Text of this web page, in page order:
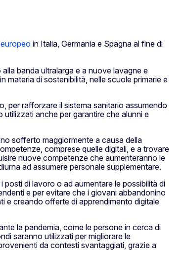
in Italia, Germania e Spagna al fine di
banda ultralarga e a nuove lavagne e
materia di sostenibilità, nelle scuole primarie e
per rafforzare il sistema sanitario assumendo
anche per garantire che alunni e
sofferto maggiormente a causa della
comprese quelle digitali, e a trovare
nuove competenze che aumenteranno le
ad assumere personale supplementare.
di lavoro o ad aumentare le possibilità di
e per evitare che i giovani abbandonino
e creando offerte di apprendimento digitale
la pandemia, come le persone in cerca di
saranno utilizzati per migliorare le
da contesti svantaggiati, grazie a